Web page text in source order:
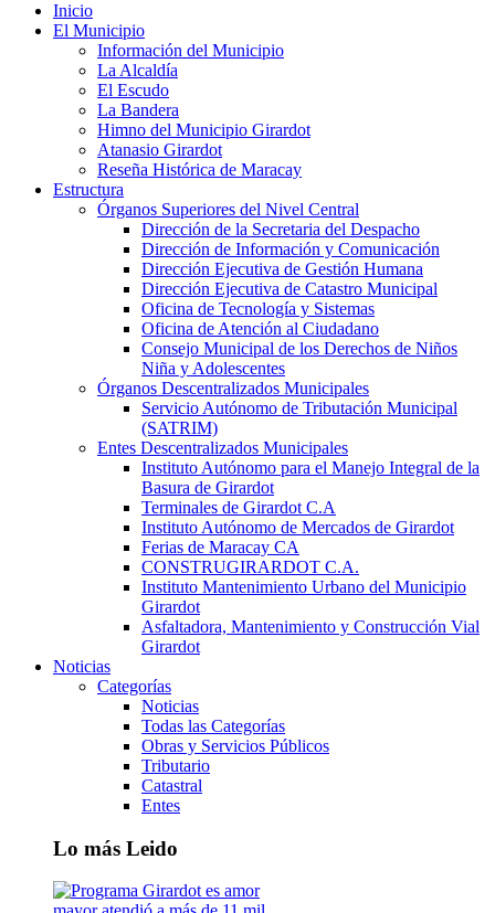
Inicio
El Municipio
Información del Municipio
La Alcaldía
El Escudo
La Bandera
Himno del Municipio Girardot
Atanasio Girardot
Reseña Histórica de Maracay
Estructura
Órganos Superiores del Nivel Central
Dirección de la Secretaria del Despacho
Dirección de Información y Comunicación
Dirección Ejecutiva de Gestión Humana
Dirección Ejecutiva de Catastro Municipal
Oficina de Tecnología y Sistemas
Oficina de Atención al Ciudadano
Consejo Municipal de los Derechos de Niños
Niña y Adolescentes
Órganos Descentralizados Municipales
Servicio Autónomo de Tributación Municipal
(SATRIM)
Entes Descentralizados Municipales
Instituto Autónomo para el Manejo Integral de la
Basura de Girardot
Terminales de Girardot C.A
Instituto Autónomo de Mercados de Girardot
Ferias de Maracay CA
CONSTRUGIRARDOT C.A.
Instituto Mantenimiento Urbano del Municipio
Girardot
Asfaltadora, Mantenimiento y Construcción Vial
Girardot
Noticias
Categorías
Noticias
Todas las Categorías
Obras y Servicios Públicos
Tributario
Catastral
Entes
Lo más Leido